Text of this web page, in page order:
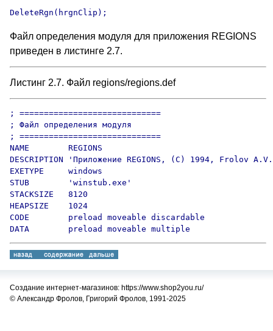
DeleteRgn(hrgnClip);
Файл определения модуля для приложения REGIONS
приведен в листинге 2.7.
Листинг 2.7. Файл regions/regions.def
; =============================
; Файл определения модуля
; =============================
NAME        REGIONS
DESCRIPTION 'Приложение REGIONS, (C) 1994, Frolov
EXETYPE     windows
STUB        'winstub.exe'
STACKSIZE   8120
HEAPSIZE    1024
CODE        preload moveable discardable
DATA        preload moveable multiple
Создание интернет-магазинов: https://www.shop2you.ru/
© Александр Фролов, Григорий Фролов, 1991-2025